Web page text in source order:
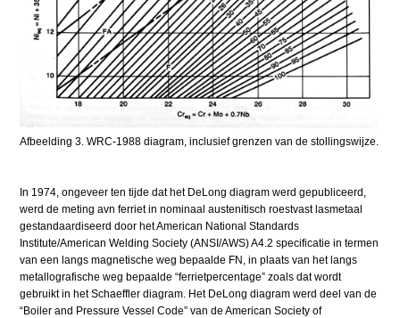
Afbeelding 3. WRC-1988 diagram, inclusief grenzen van de stollingswijze.
In 1974, ongeveer ten tijde dat het DeLong diagram werd gepubliceerd,
werd de meting avn ferriet in nominaal austenitisch roestvast lasmetaal
gestandaardiseerd door het American National Standards
Institute/American Welding Society (ANSI/AWS) A4.2 specificatie in termen
van een langs magnetische weg bepaalde FN, in plaats van het langs
metallografische weg bepaalde “ferrietpercentage” zoals dat wordt
gebruikt in het Schaeffler diagram. Het DeLong diagram werd deel van de
“Boiler and Pressure Vessel Code” van de American Society of